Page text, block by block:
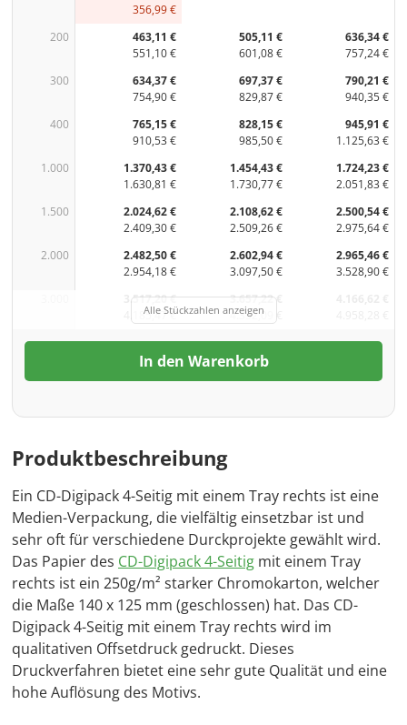
356,99 €
200
463,11 €
551,10 €
505,11 €
601,08 €
636,34 €
757,24 €
300
634,37 €
754,90 €
697,37 €
829,87 €
790,21 €
940,35 €
400
765,15 €
910,53 €
828,15 €
985,50 €
945,91 €
1.125,63 €
1.000
1.370,43 €
1.630,81 €
1.454,43 €
1.730,77 €
1.724,23 €
2.051,83 €
1.500
2.024,62 €
2.409,30 €
2.108,62 €
2.509,26 €
2.500,54 €
2.975,64 €
2.000
2.482,50 €
2.954,18 €
2.602,94 €
3.097,50 €
2.965,46 €
3.528,90 €
3.517,20 €
4.185,47 €
3.657,22 €
4.352,09 €
Alle Stückzahlen anzeigen
In den Warenkorb
Produktbeschreibung
Ein CD-Digipack 4-Seitig mit einem Tray rechts ist eine
Medien-Verpackung, die vielfältig einsetzbar ist und
sehr oft für verschiedene Durckprojekte gewählt wird.
Das Papier des CD-Digipack 4-Seitig mit einem Tray
rechts ist ein 250g/m² starker Chromokarton, welcher
die Maße 140 x 125 mm (geschlossen) hat. Das CD-
Digipack 4-Seitig mit einem Tray rechts wird im
qualitativen Offsetdruck gedruckt. Dieses
Druckverfahren bietet eine sehr gute Qualität und eine
hohe Auflösung des Motivs.